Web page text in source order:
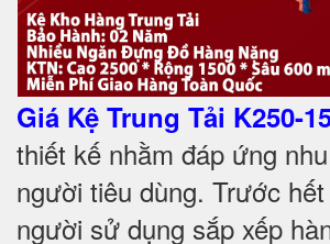
Giá Kệ Trung Tải K250-
thiết kế nhằm đáp ứng
người tiêu dùng. Trước
người sử dụng sắp xếp